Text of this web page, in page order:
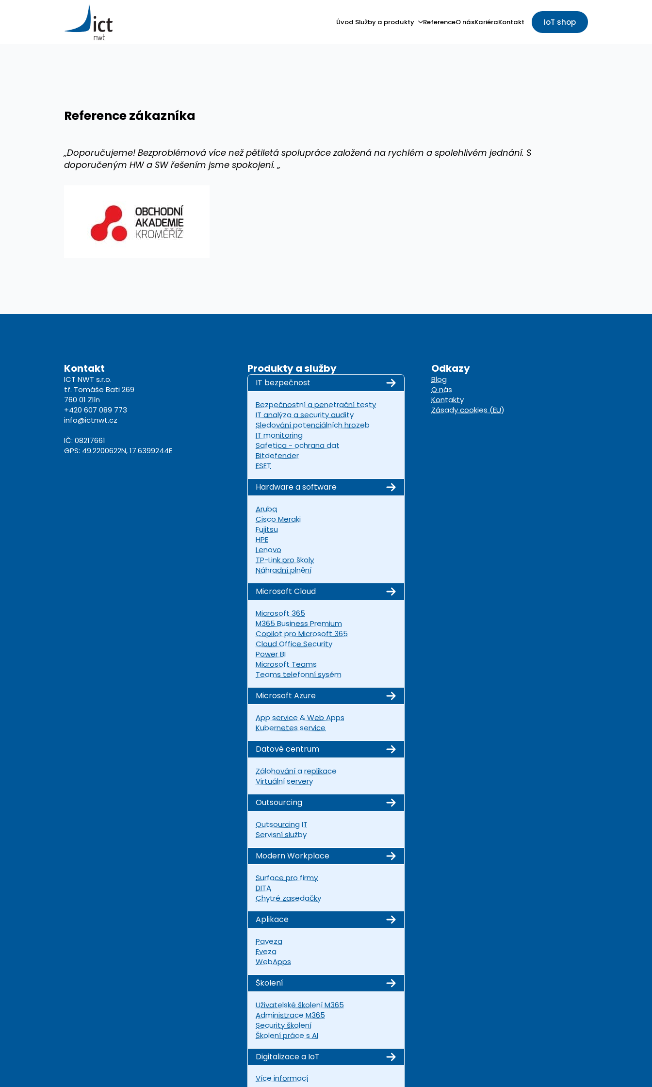
Úvod Služby a produkty ReferenceO násKariéraKontakt IoT shop
Reference zákazníka
„Doporučujeme! Bezproblémová více než pětiletá spolupráce založená na rychlém a spolehlivém jednání. S
doporučeným HW a SW řešením jsme spokojení. „
Kontakt
ICT NWT s.r.o.
tř. Tomáše Bati 269
760 01 Zlín
+420 607 089 773
info@ictnwt.cz
IČ: 08217661
GPS: 49.2200622N, 17.6399244E
Produkty a služby
IT bezpečnost
Bezpečnostní a penetrační testy
IT analýza a security audity
Sledování potenciálních hrozeb
IT monitoring
Safetica - ochrana dat
Bitdefender
ESET
Hardware a software
Aruba
Cisco Meraki
Fujitsu
HPE
Lenovo
TP-Link pro školy
Náhradní plnění
Microsoft Cloud
Microsoft 365
M365 Business Premium
Copilot pro Microsoft 365
Cloud Office Security
Power BI
Microsoft Teams
Teams telefonní sysém
Microsoft Azure
App service & Web Apps
Kubernetes service
Datové centrum
Zálohování a replikace
Virtuální servery
Outsourcing
Outsourcing IT
Servisní služby
Modern Workplace
Surface pro firmy
DITA
Chytré zasedačky
Aplikace
Paveza
Eveza
WebApps
Školení
Uživatelské školení M365
Administrace M365
Security školení
Školení práce s AI
Digitalizace a IoT
Více informací
Odkazy
Blog
O nás
Kontakty
Zásady cookies (EU)